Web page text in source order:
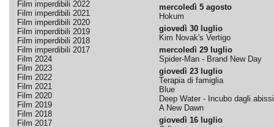
Film imperdibili 2022
Film imperdibili 2021
Film imperdibili 2020
Film imperdibili 2019
Film imperdibili 2018
Film imperdibili 2017
Film 2024
Film 2023
Film 2022
Film 2021
Film 2020
Film 2019
Film 2018
Film 2017
mercoledì 5 agosto
Hokum
giovedì 30 luglio
Kim Novak's Vertigo
mercoledì 29 luglio
Spider-Man - Brand New Day
giovedì 23 luglio
Terapia di famiglia
Blue
Deep Water - Incubo dagli abissi
A New Dawn
giovedì 16 luglio